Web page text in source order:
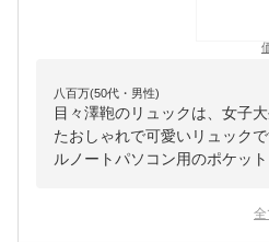
八百万(50代・男性)
目々澤鞄のリュックは、女子
たおしゃれで可愛いリュック
ルノートパソコン用のポケット
全